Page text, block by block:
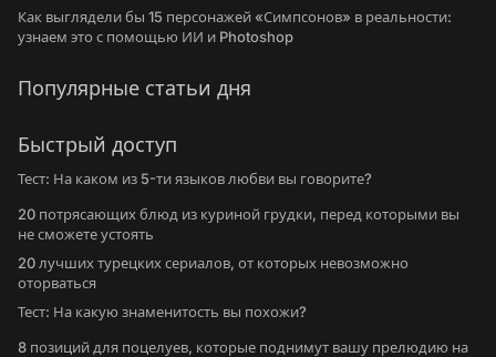
Как выглядели бы 15 персонажей «Симпсонов» в реальности:
узнаем это с помощью ИИ и Photoshop
Популярные статьи дня
Быстрый доступ
Тест: На каком из 5-ти языков любви вы говорите?
20 потрясающих блюд из куриной грудки, перед которыми вы
не сможете устоять
20 лучших турецких сериалов, от которых невозможно
оторваться
Тест: На какую знаменитость вы похожи?
8 позиций для поцелуев, которые поднимут вашу прелюдию на